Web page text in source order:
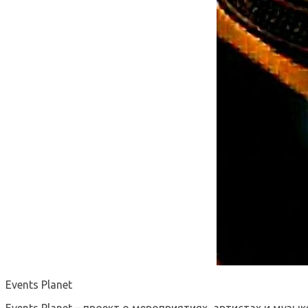
Events Planet